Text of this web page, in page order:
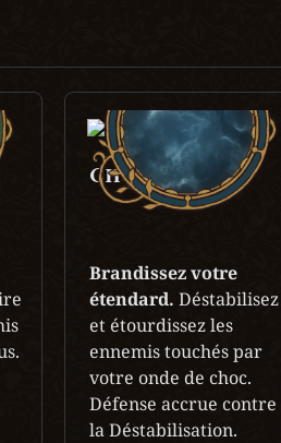
Choc
Brandissez votre
étendard. Déstabilisez
et étourdissez les
ennemis touchés par
votre onde de choc.
Défense accrue contre
la Déstabilisation.